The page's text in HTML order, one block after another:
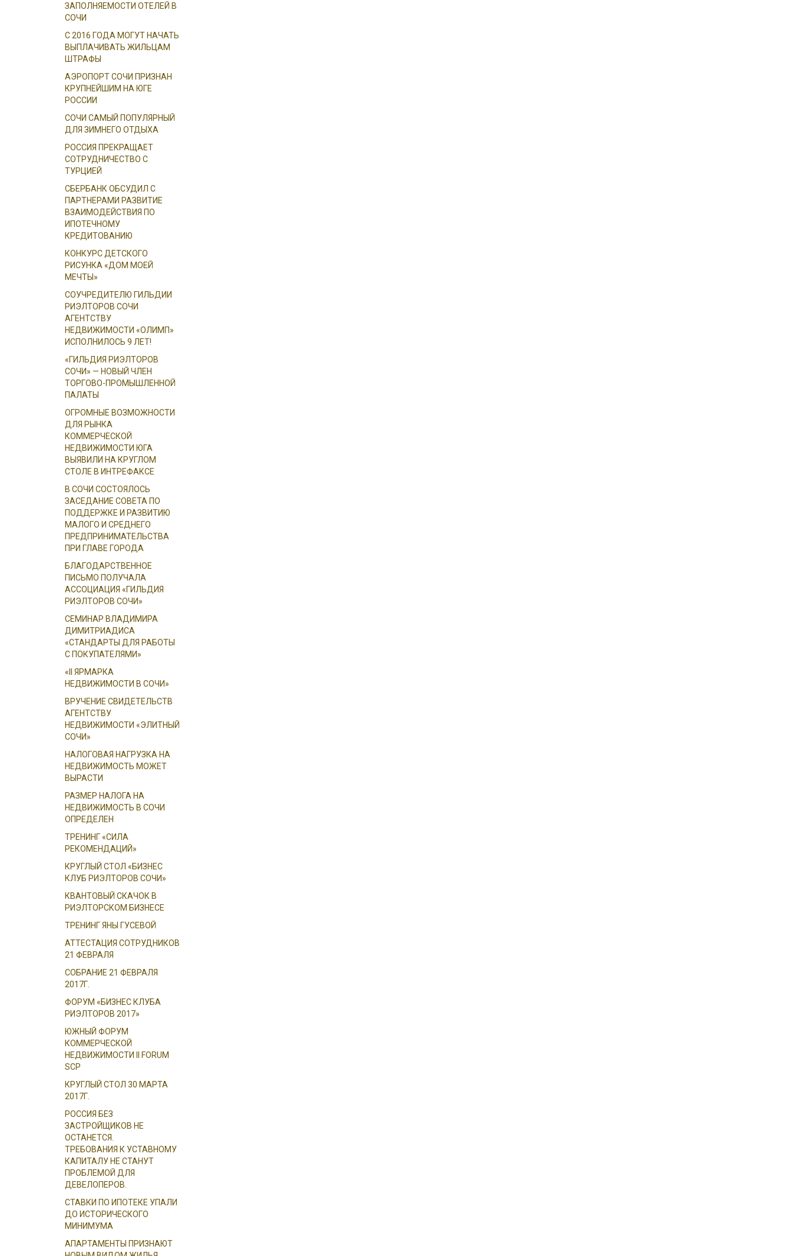
ЗАПОЛНЯЕМОСТИ ОТЕЛЕЙ В
СОЧИ
С 2016 ГОДА МОГУТ НАЧАТЬ
ВЫПЛАЧИВАТЬ ЖИЛЬЦАМ
ШТРАФЫ
АЭРОПОРТ СОЧИ ПРИЗНАН
КРУПНЕЙШИМ НА ЮГЕ
РОССИИ
СОЧИ САМЫЙ ПОПУЛЯРНЫЙ
ДЛЯ ЗИМНЕГО ОТДЫХА
РОССИЯ ПРЕКРАЩАЕТ
СОТРУДНИЧЕСТВО С
ТУРЦИЕЙ
СБЕРБАНК ОБСУДИЛ С
ПАРТНЕРАМИ РАЗВИТИЕ
ВЗАИМОДЕЙСТВИЯ ПО
ИПОТЕЧНОМУ
КРЕДИТОВАНИЮ
КОНКУРС ДЕТСКОГО
РИСУНКА «ДОМ МОЕЙ
МЕЧТЫ»
СОУЧРЕДИТЕЛЮ ГИЛЬДИИ
РИЭЛТОРОВ СОЧИ
АГЕНТСТВУ
НЕДВИЖИМОСТИ «ОЛИМП»
ИСПОЛНИЛОСЬ 9 ЛЕТ!
«ГИЛЬДИЯ РИЭЛТОРОВ
СОЧИ» — НОВЫЙ ЧЛЕН
ТОРГОВО-ПРОМЫШЛЕННОЙ
ПАЛАТЫ
ОГРОМНЫЕ ВОЗМОЖНОСТИ
ДЛЯ РЫНКА
КОММЕРЧЕСКОЙ
НЕДВИЖИМОСТИ ЮГА
ВЫЯВИЛИ НА КРУГЛОМ
СТОЛЕ В ИНТРЕФАКСЕ
В СОЧИ СОСТОЯЛОСЬ
ЗАСЕДАНИЕ СОВЕТА ПО
ПОДДЕРЖКЕ И РАЗВИТИЮ
МАЛОГО И СРЕДНЕГО
ПРЕДПРИНИМАТЕЛЬСТВА
ПРИ ГЛАВЕ ГОРОДА
БЛАГОДАРСТВЕННОЕ
ПИСЬМО ПОЛУЧАЛА
АССОЦИАЦИЯ «ГИЛЬДИЯ
РИЭЛТОРОВ СОЧИ»
СЕМИНАР ВЛАДИМИРА
ДИМИТРИАДИСА
«СТАНДАРТЫ ДЛЯ РАБОТЫ
С ПОКУПАТЕЛЯМИ»
«II ЯРМАРКА
НЕДВИЖИМОСТИ В СОЧИ»
ВРУЧЕНИЕ СВИДЕТЕЛЬСТВ
АГЕНТСТВУ
НЕДВИЖИМОСТИ «ЭЛИТНЫЙ
СОЧИ»
НАЛОГОВАЯ НАГРУЗКА НА
НЕДВИЖИМОСТЬ МОЖЕТ
ВЫРАСТИ
РАЗМЕР НАЛОГА НА
НЕДВИЖИМОСТЬ В СОЧИ
ОПРЕДЕЛЕН
ТРЕНИНГ «СИЛА
РЕКОМЕНДАЦИЙ»
КРУГЛЫЙ СТОЛ «БИЗНЕС
КЛУБ РИЭЛТОРОВ СОЧИ»
КВАНТОВЫЙ СКАЧОК В
РИЭЛТОРСКОМ БИЗНЕСЕ
ТРЕНИНГ ЯНЫ ГУСЕВОЙ
АТТЕСТАЦИЯ СОТРУДНИКОВ
21 ФЕВРАЛЯ
СОБРАНИЕ 21 ФЕВРАЛЯ
2017Г.
ФОРУМ «БИЗНЕС КЛУБА
РИЭЛТОРОВ 2017»
ЮЖНЫЙ ФОРУМ
КОММЕРЧЕСКОЙ
НЕДВИЖИМОСТИ II FORUM
SCP
КРУГЛЫЙ СТОЛ 30 МАРТА
2017Г.
РОССИЯ БЕЗ
ЗАСТРОЙЩИКОВ НЕ
ОСТАНЕТСЯ.
ТРЕБОВАНИЯ К УСТАВНОМУ
КАПИТАЛУ НЕ СТАНУТ
ПРОБЛЕМОЙ ДЛЯ
ДЕВЕЛОПЕРОВ.
СТАВКИ ПО ИПОТЕКЕ УПАЛИ
ДО ИСТОРИЧЕСКОГО
МИНИМУМА
АПАРТАМЕНТЫ ПРИЗНАЮТ